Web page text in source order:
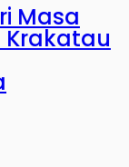
Masa
Krakatau